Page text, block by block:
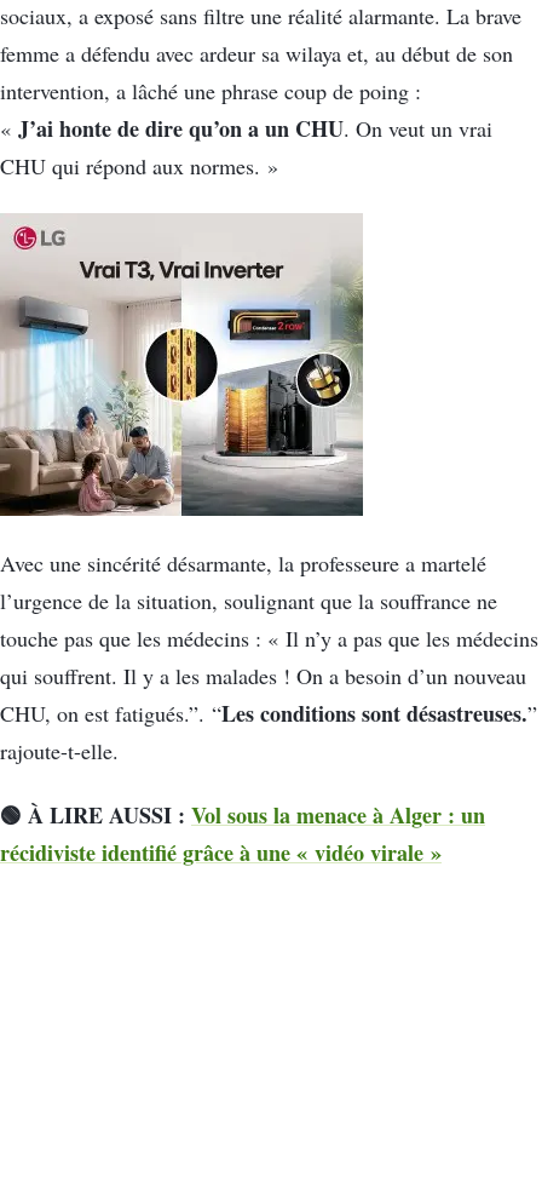
sociaux, a exposé sans filtre une réalité alarmante. La brave
femme a défendu avec ardeur sa wilaya et, au début de son
intervention, a lâché une phrase coup de poing :
« J’ai honte de dire qu’on a un CHU. On veut un vrai
CHU qui répond aux normes. »
Avec une sincérité désarmante, la professeure a martelé
l’urgence de la situation, soulignant que la souffrance ne
touche pas que les médecins : « Il n’y a pas que les médecins
qui souffrent. Il y a les malades ! On a besoin d’un nouveau
CHU, on est fatigués.”. “Les conditions sont désastreuses.”
rajoute-t-elle.
🟢 À LIRE AUSSI : Vol sous la menace à Alger : un
récidiviste identifié grâce à une « vidéo virale »